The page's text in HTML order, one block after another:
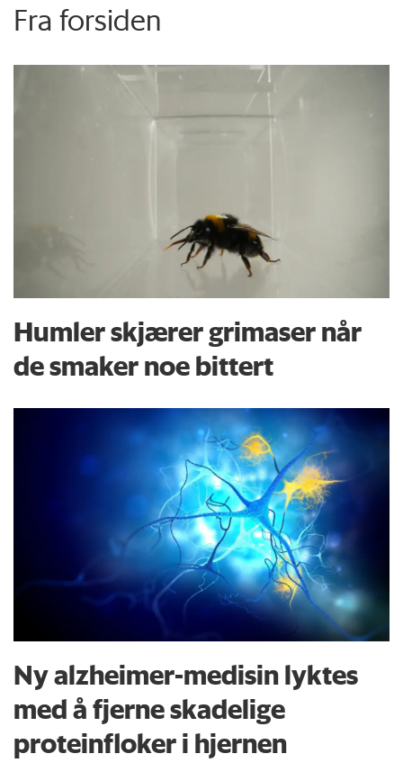
Fra forsiden
Humler skjærer grimaser når
de smaker noe bittert
Ny alzheimer-medisin lyktes
med å fjerne skadelige
proteinfloker i hjernen